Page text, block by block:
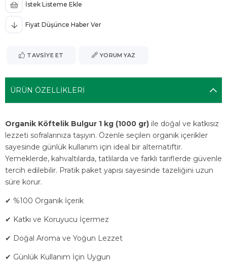
İstek Listeme Ekle
Fiyat Düşünce Haber Ver
TAVSIYE ET YORUM YAZ
ÜRÜN ÖZELLIKLERI
Organik Köftelik Bulgur 1 kg (1000 gr) ile doğal ve katkısız
lezzeti sofralarınıza taşıyın. Özenle seçilen organik içerikler
sayesinde günlük kullanım için ideal bir alternatiftir.
Yemeklerde, kahvaltılarda, tatlılarda ve farklı tariflerde güvenle
tercih edilebilir. Pratik paket yapısı sayesinde tazeliğini uzun
süre korur.
✔ %100 Organik İçerik
✔ Katkı ve Koruyucu İçermez
✔ Doğal Aroma ve Yoğun Lezzet
✔ Günlük Kullanım İçin Uygun